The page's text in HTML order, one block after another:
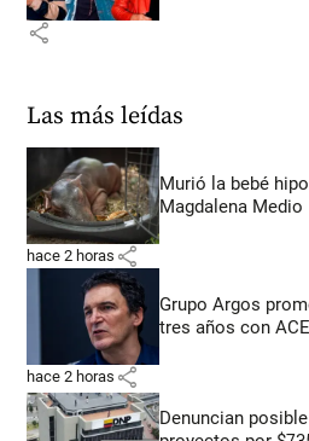
share
Las más leídas
Murió la bebé
Magdalena Medio
hace 2 horas share
Grupo Argos
tres años con ACE
hace 2 horas share
Denuncian